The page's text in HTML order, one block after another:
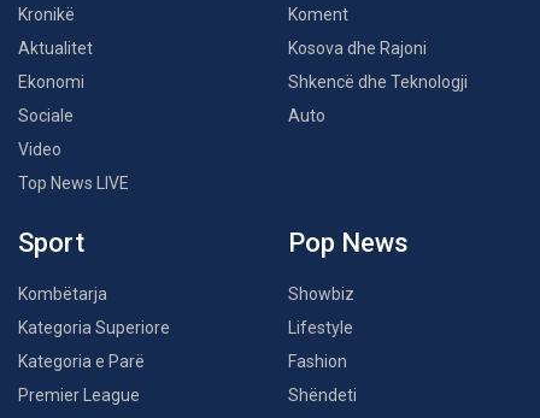
Kronikë
Aktualitet
Ekonomi
Sociale
Video
Top News LIVE
Koment
Kosova dhe Rajoni
Shkencë dhe Teknologji
Auto
Sport
Kombëtarja
Kategoria Superiore
Kategoria e Parë
Premier League
Pop News
Showbiz
Lifestyle
Fashion
Shëndeti